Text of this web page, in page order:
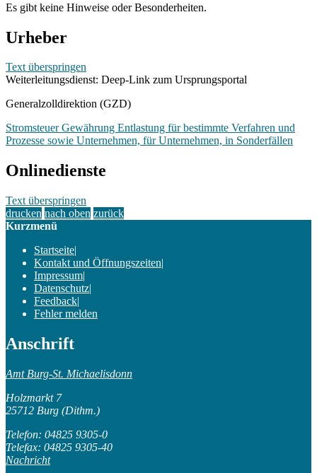
Es gibt keine Hinweise oder Besonderheiten.
Urheber
Text überspringen
Weiterleitungsdienst: Deep-Link zum Ursprungsportal
Generalzolldirektion (GZD)
Stromsteuer Gewährung Entlastung für bestimmte Verfahren und
Prozesse sowie Unternehmen, für Unternehmen, in Sonderfällen
Onlinedienste
Text überspringen
drucken nach oben zurück
Kurzmenü
Startseite|
Kontakt und Öffnungszeiten|
Impressum|
Datenschutz|
Feedback|
Fehler melden
Anschrift
Amt Burg-St. Michaelisdonn
Holzmarkt 7
25712 Burg (Dithm.)
Telefon: 04825 9305-0
Telefax: 04825 9305-40
Nachricht